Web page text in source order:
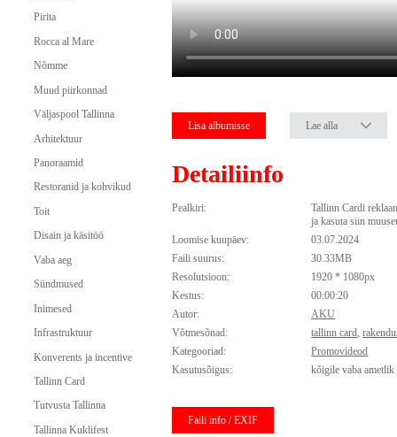
Pirita
Rocca al Mare
Nõmme
Muud piirkonnad
Väljaspool Tallinna
Arhitektuur
Panoraamid
Restoranid ja kohvikud
Toit
Disain ja käsitöö
Vaba aeg
Sündmused
Inimesed
Infrastruktuur
Konverents ja incentive
Tallinn Card
Tutvusta Tallinna
Tallinna Kuklifest
Lisa albumisse Lae alla
Detailiinfo
Pealkiri:
Tallinn Cardi
ja kasuta siin
Loomise kuupäev:
03.07.2024
Faili suurus:
30.33MB
Resolutsioon:
1920 * 1080px
Kestus:
00:00:20
Autor:
AKU
Võtmesõnad:
tallinn card,
Kategooriad:
Promovideod
Kasutusõigus:
kõigile vaba
Faili info / EXIF